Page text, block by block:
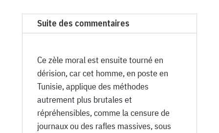
du
Canard
1952
Suite des commentaires
Ce zèle moral est ensuite tourné en
dérision, car cet homme, en poste en
Tunisie, applique des méthodes
autrement plus brutales et
répréhensibles, comme la censure de
journaux ou des rafles massives, sous